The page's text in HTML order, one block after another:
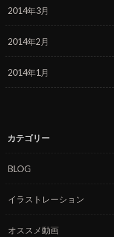
2014年3月
2014年2月
2014年1月
カテゴリー
BLOG
イラストレーション
オススメ動画